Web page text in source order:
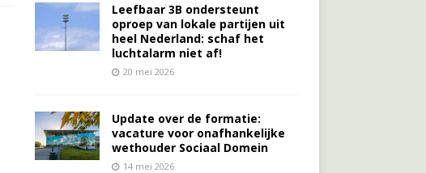
Leefbaar 3B ondersteunt
oproep van lokale partijen uit
heel Nederland: schaf het
luchtalarm niet af!
20 mei 2026
Update over de formatie:
vacature voor onafhankelijke
wethouder Sociaal Domein
14 mei 2026